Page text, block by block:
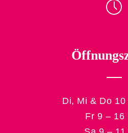
Di, Mi & Do
Fr 9 – 16